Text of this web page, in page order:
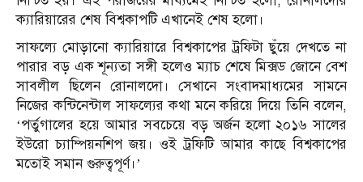
ক্যারিয়ারের শেষ বিশ্বকাপটি এখানেই শেষ হলো।
সাফল্যে মোড়ানো ক্যারিয়ারে বিশ্বকাপের ট্রফিটা ছুঁয়ে দেখতে না
পারার বড় এক শূন্যতা সঙ্গী হলেও ম্যাচ শেষে মিক্সড জোনে বেশ
সাবলীল ছিলেন রোনালদো। সেখানে সংবাদমাধ্যমের সামনে
নিজের কন্টিনেন্টাল সাফল্যের কথা মনে করিয়ে দিয়ে তিনি বলেন,
‘পর্তুগালের হয়ে আমার সবচেয়ে বড় অর্জন হলো ২০১৬ সালের
ইউরো চ্যাম্পিয়নশিপ জয়। ওই ট্রফিটি আমার কাছে বিশ্বকাপের
মতোই সমান গুরুত্বপূর্ণ।’